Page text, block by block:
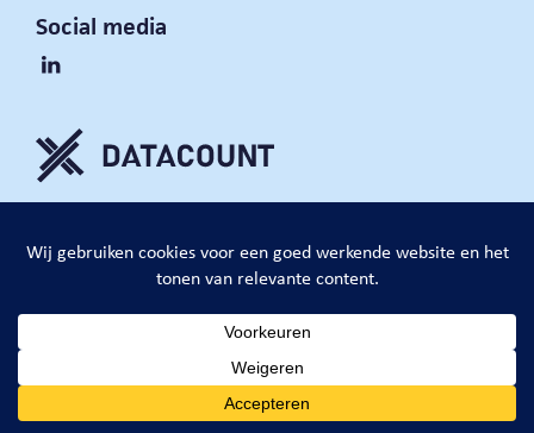
Social media
DataCount B.V.
privacy policy
algemene voorwaarden